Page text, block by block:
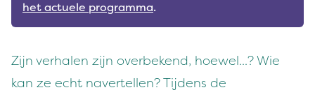
het actuele programma.
Zijn verhalen zijn overbekend, hoewel...? Wie
kan ze echt navertellen? Tijdens de